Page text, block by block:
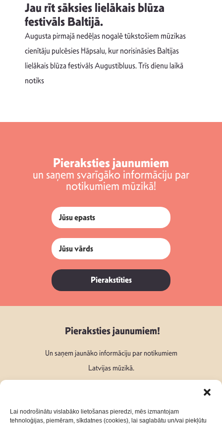
Lai nodrošinātu vislabāko lietošanas pieredzi, mēs izmantojam
tehnoloģijas, piemēram, sīkdatnes (cookies), lai saglabātu un/vai piekļūtu
Jau rīt sāksies lielākais blūza
festivāls Baltijā.
Augusta pirmajā nedēļas nogalē tūkstošiem mūzikas
cienītāju pulcēsies Hāpsalu, kur norisināsies Baltijas
lielākais blūza festivāls Augustibluus. Trīs dienu laikā
notiks
Pieraksties jaunumiem
un saņem svarīgāko informāciju par
notikumiem mūzikā!
Pierakstīties
Pieraksties jaunumiem!
Un saņem jaunāko informāciju par notikumiem
Latvijas mūzikā.